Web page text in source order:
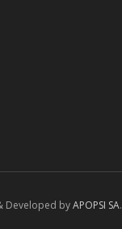
Developed byAPOPSI SA.